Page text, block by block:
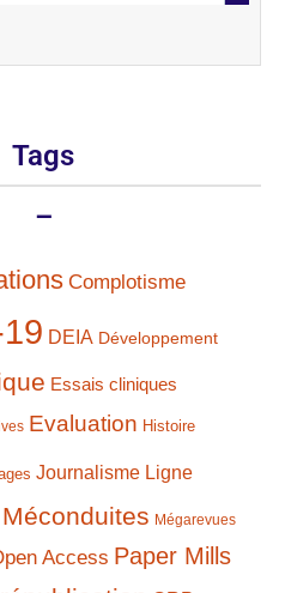
Tags
–
Complotisme
DEIA Développement
Essais cliniques
Evaluation Histoire
Journalisme Ligne
Méconduites Mégarevues
Access Paper Mills